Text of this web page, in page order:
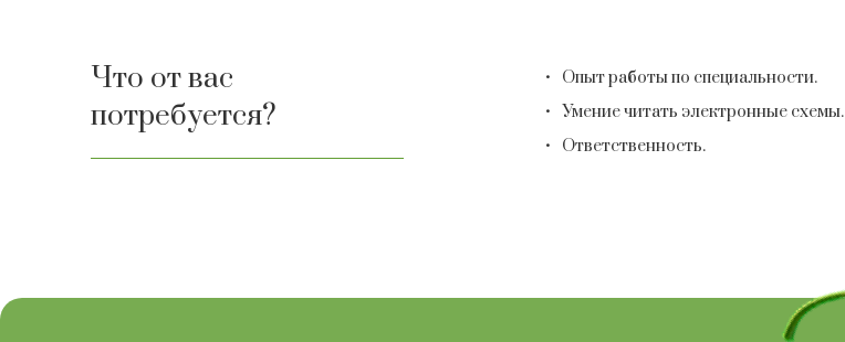
Что от вас
потребуется?
Опыт работы по специальности.
Умение читать электронные схемы.
Ответственность.